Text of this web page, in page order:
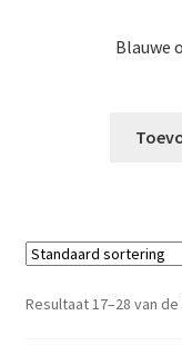
Blauwe
Resultaat 17–28 van